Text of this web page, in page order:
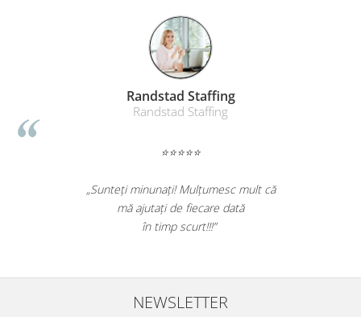
Randstad Staffing
Randstad Staffing
⭐⭐⭐⭐⭐
„Sunteți minunați! Mulțumesc mult că
mă ajutați de fiecare dată
în timp scurt!!!”
NEWSLETTER